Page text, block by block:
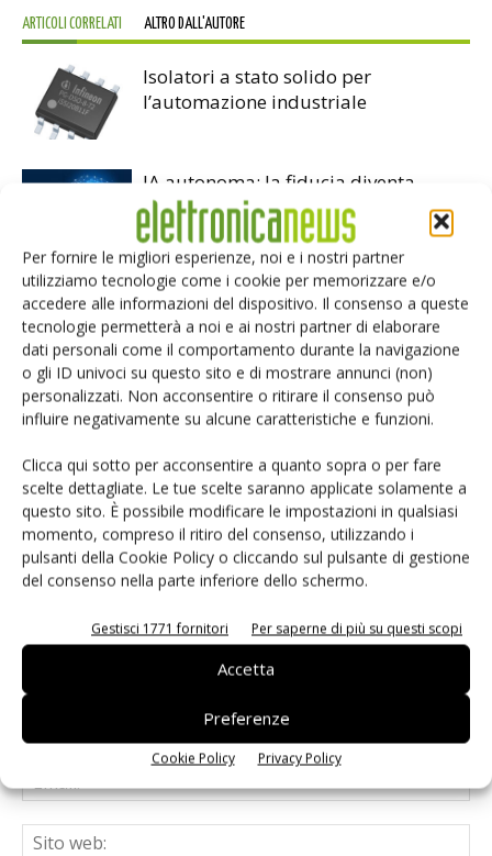
Per fornire le migliori esperienze, noi e i nostri partner
utilizziamo tecnologie come i cookie per memorizzare e/o
accedere alle informazioni del dispositivo. Il consenso a queste
tecnologie permetterà a noi e ai nostri partner di elaborare
dati personali come il comportamento durante la navigazione
o gli ID univoci su questo sito e di mostrare annunci (non)
personalizzati. Non acconsentire o ritirare il consenso può
influire negativamente su alcune caratteristiche e funzioni.
Clicca qui sotto per acconsentire a quanto sopra o per fare
scelte dettagliate. Le tue scelte saranno applicate solamente a
questo sito. È possibile modificare le impostazioni in qualsiasi
momento, compreso il ritiro del consenso, utilizzando i
pulsanti della Cookie Policy o cliccando sul pulsante di gestione
del consenso nella parte inferiore dello schermo.
Gestisci 1771 fornitori Per saperne di più su questi scopi
Accetta
Preferenze
Cookie Policy Privacy Policy
ARTICOLI CORRELATI ALTRO DALL'AUTORE
Isolatori a stato solido per
l’automazione industriale
IA autonoma: la fiducia diventa
decisiva
Renesas lancia la piattaforma
MRDIMM Gen 3
LASCIA UN COMMENTO